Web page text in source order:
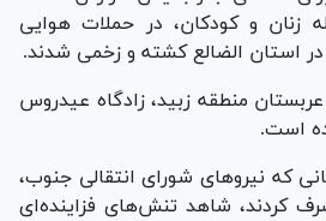
از جمله زنان و کودکان، در حملات هوایی
استان الضالع کشته و زخمی شدند.
عربستان منطقه زبید، زادگاه عیدروس
است.
که نیرو‌های شورای انتقالی جنوب،
کردند، شاهد تنش‌های فزاینده‌ای